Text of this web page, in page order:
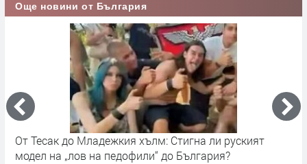
Още новини от България
От Тесак до Младежкия хълм: Стигна ли руският
модел на „лов на педофили“ до България?